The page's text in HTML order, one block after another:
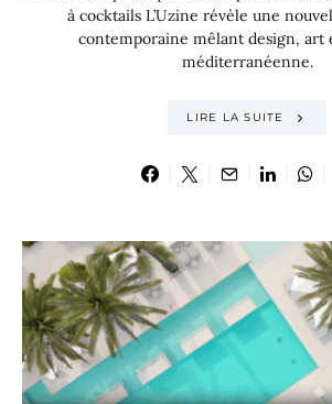
à cocktails L’Uzine révèle une
contemporaine mêlant design, art
méditerranéenne.
LIRE LA SUITE